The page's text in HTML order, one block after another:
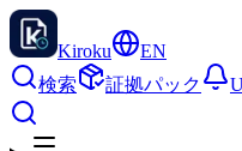
Kiroku
EN
検索
証拠パック